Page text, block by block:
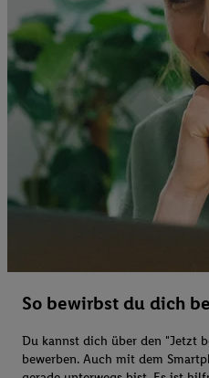
So bewirbst du dich
Du kannst dich über den "Jetzt
bewerben. Auch mit dem